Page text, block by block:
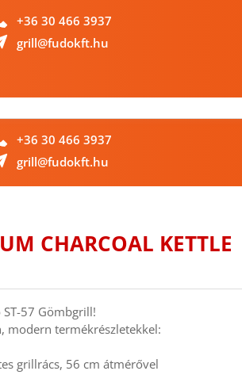
+36 30 466 3937
grill@fudokft.hu
+36 30 466 3937
grill@fudokft.hu
CHARCOAL KETTLE
57 Gömbgrill!
modern termékrészletekkel:
grillrács, 56 cm átmérővel